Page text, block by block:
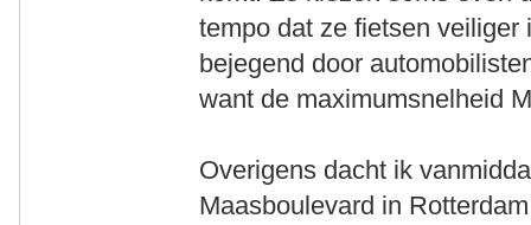
tempo dat ze fietsen
bejegend door
want de maximumsnelheid
Overigens dacht ik
Maasboulevard in